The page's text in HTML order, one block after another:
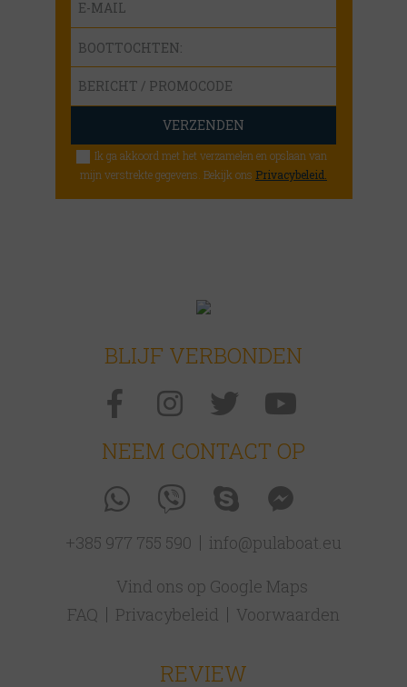
BOOTTOCHTEN:
Ik ga akkoord met het verzamelen en opslaan van
mijn verstrekte gegevens. Bekijk ons Privacybeleid.
BLIJF VERBONDEN
NEEM CONTACT OP
+385 977 755 590
info@pulaboat.eu
Vind ons op Google Maps
FAQ
Privacybeleid Voorwaarden
REVIEW